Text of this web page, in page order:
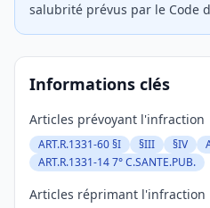
salubrité prévus par le Code
Informations clés
Articles prévoyant l'infraction
ART.R.1331-60 §I §III §IV
ART.R.1331-14 7° C.SANTE.PUB.
Articles réprimant l'infraction